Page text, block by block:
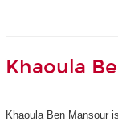
Khaoula
Khaoula Ben Mansour